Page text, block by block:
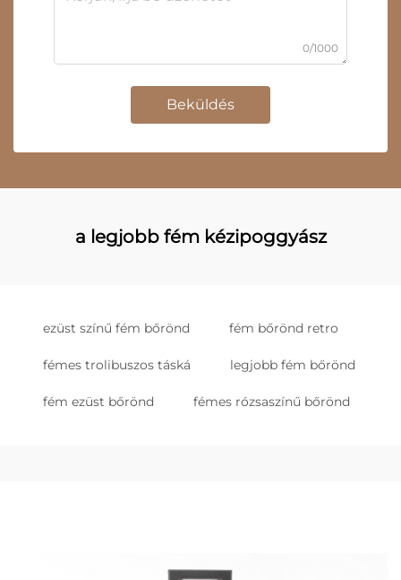
0/1000
Beküldés
a legjobb fém kézipoggyász
ezüst színű fém bőrönd fém bőrönd retro
fémes trolibuszos táská legjobb fém bőrönd
fém ezüst bőrönd fémes rózsaszínű bőrönd